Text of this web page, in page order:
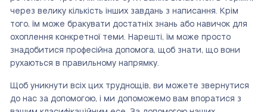
через велику кількість інших завдань з написання. Крім
того, їм може бракувати достатніх знань або навичок для
охоплення конкретної теми. Нарешті, їм може просто
знадобитися професійна допомога, щоб знати, що вони
рухаються в правильному напрямку.
Щоб уникнути всіх цих труднощів, ви можете звернутися
до нас за допомогою, і ми допоможемо вам впоратися з